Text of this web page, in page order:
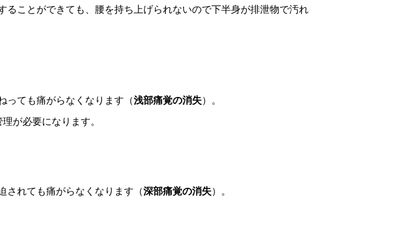
ことができても、腰を持ち上げられないので下半身が排泄物で汚れ
っても痛がらなくなります（浅部痛覚の消失）。
が必要になります。
されても痛がらなくなります（深部痛覚の消失）。